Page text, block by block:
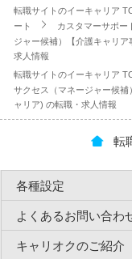
転職サイトのイーキャリア
ート
カスタマーサポー
ジャー候補）【介護キャリ
求人情報
転職サイトのイーキャリア
サクセス（マネージャー候
ャリア) の転職・求人情報
転
各種設定
よくあるお問い合わ
キャリオクのご紹介